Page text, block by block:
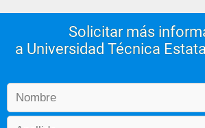
Solicitar más
a Universidad Técnica